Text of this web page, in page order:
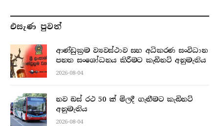
එසැණ පුව​ත්
ආණ්ඩුක්‍රම ව්‍යවස්ථාව සහ අධිකරණ සංවිධාන
පනත සංශෝධනය කිරීමට කැබිනට් අනුමැතිය
2026-08-04
නව බස් රථ 50 ක් මිලදී ගැනීමට කැබිනට්
අනුමැතිය
2026-08-04